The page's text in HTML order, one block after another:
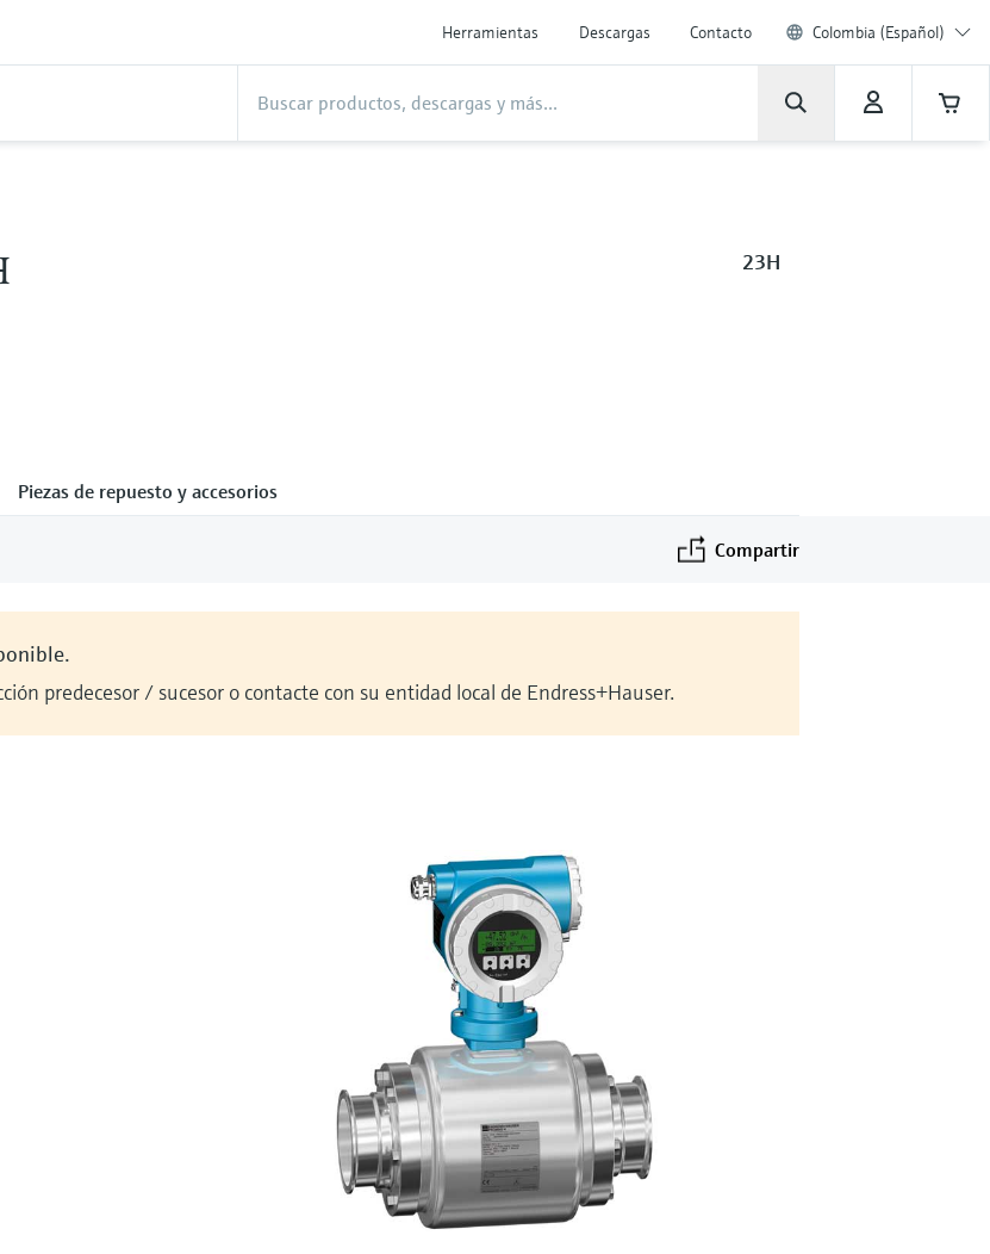
Herramientas Descargas Contacto Colombia (Español)
23H
Piezas de repuesto y accesorios
Compartir
predecesor / sucesor o contacte con su entidad local de Endress+Hauser.